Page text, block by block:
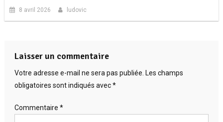
8 avril 2026 ludovic
Laisser un commentaire
Votre adresse e-mail ne sera pas publiée. Les champs
obligatoires sont indiqués avec*
Commentaire *